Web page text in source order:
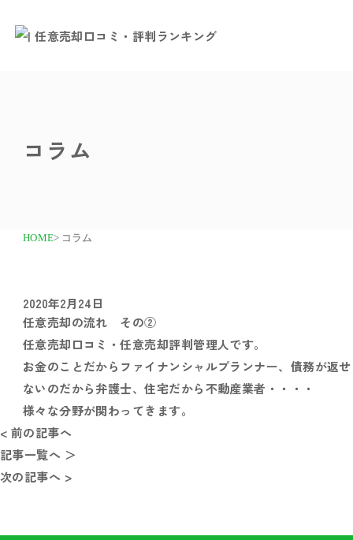
コラム
HOME> コラム
2020年2月24日
任意売却の流れ その②
任意売却口コミ・任意売却評判管理人です。
お金のことだからファイナンシャルプランナー、債務が返せ
ないのだから弁護士、住宅だから不動産業者・・・・
様々な分野が関わってきます。
< 前の記事へ
記事一覧へ ＞
次の記事へ >